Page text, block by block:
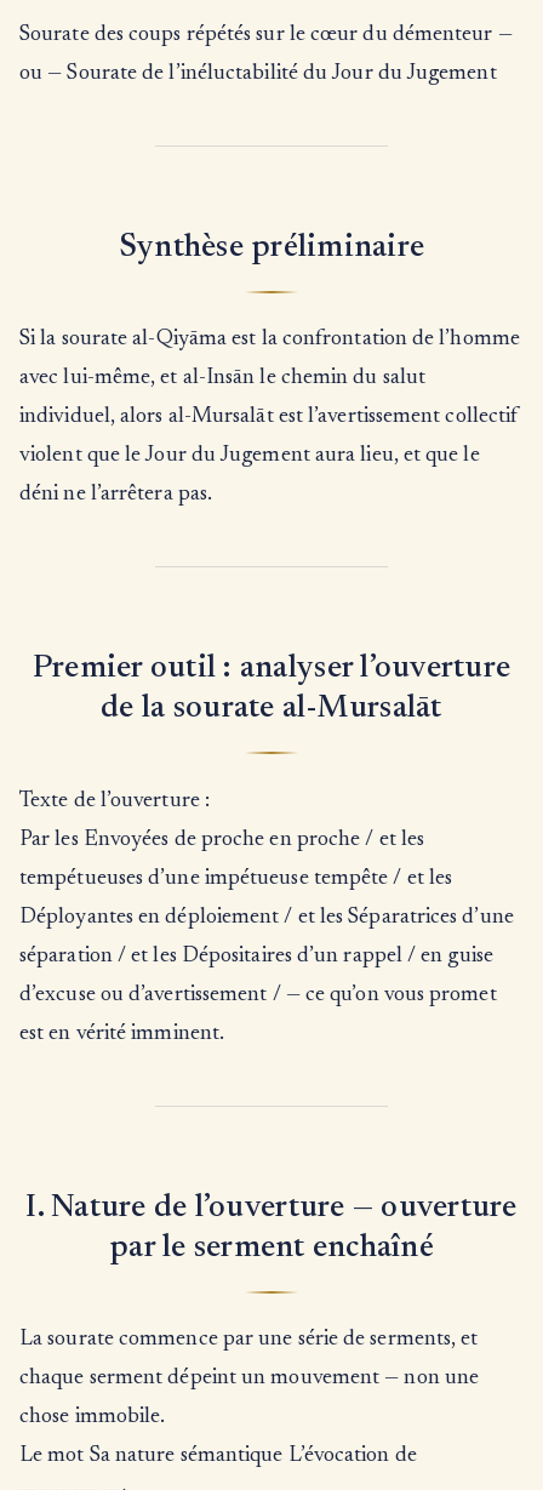
Sourate des coups répétés sur le cœur du démenteur —
ou — Sourate de l’inéluctabilité du Jour du Jugement
Synthèse préliminaire
Si la sourate al-Qiyāma est la confrontation de l’homme
avec lui-même, et al-Insān le chemin du salut
individuel, alors al-Mursalāt est l’avertissement collectif
violent que le Jour du Jugement aura lieu, et que le
déni ne l’arrêtera pas.
Premier outil : analyser l’ouverture
de la sourate al-Mursalāt
Texte de l’ouverture :
Par les Envoyées de proche en proche / et les
tempétueuses d’une impétueuse tempête / et les
Déployantes en déploiement / et les Séparatrices d’une
séparation / et les Dépositaires d’un rappel / en guise
d’excuse ou d’avertissement / — ce qu’on vous promet
est en vérité imminent.
I. Nature de l’ouverture — ouverture
par le serment enchaîné
La sourate commence par une série de serments, et
chaque serment dépeint un mouvement — non une
chose immobile.
Le mot Sa nature sémantique L’évocation de